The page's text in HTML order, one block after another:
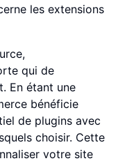
les extensions
qui de
En étant une
bénéficie
de plugins avec
choisir. Cette
votre site